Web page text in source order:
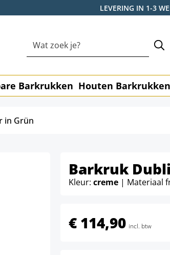
LEVERING IN 1-3
Barkrukken Houten Barkrukken
in Grün
Barkruk
Kleur: creme | Materiaal
€ 114,90 incl. btw